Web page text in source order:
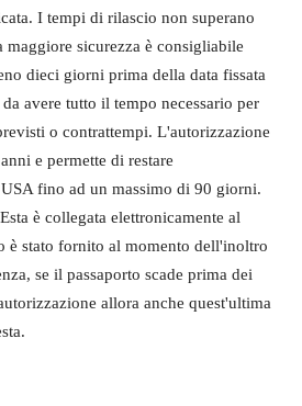
I tempi di rilascio non superano
maggiore sicurezza è consigliabile
dieci giorni prima della data fissata
avere tutto il tempo necessario per
o contrattempi. L'autorizzazione
e permette di restare
fino ad un massimo di 90 giorni.
è collegata elettronicamente al
è stato fornito al momento dell'inoltro
se il passaporto scade prima dei
allora anche quest'ultima